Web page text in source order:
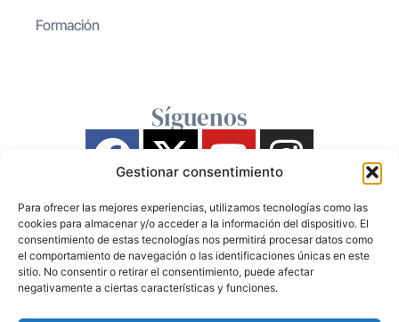
Gestionar consentimiento
Para ofrecer las mejores experiencias, utilizamos tecnologías como las
cookies para almacenar y/o acceder a la información del dispositivo. El
consentimiento de estas tecnologías nos permitirá procesar datos como
el comportamiento de navegación o las identificaciones únicas en este
sitio. No consentir o retirar el consentimiento, puede afectar
negativamente a ciertas características y funciones.
Formación
Síguenos